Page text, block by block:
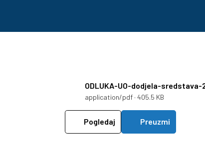
ODLUKA-UO-dodjela-sredstava-
application/pdf · 405.5 KB
Pogledaj Preuzmi